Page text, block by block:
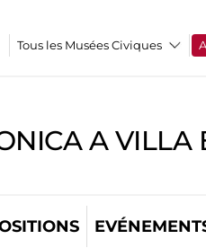
Tous les Musées Civiques
A VILLA